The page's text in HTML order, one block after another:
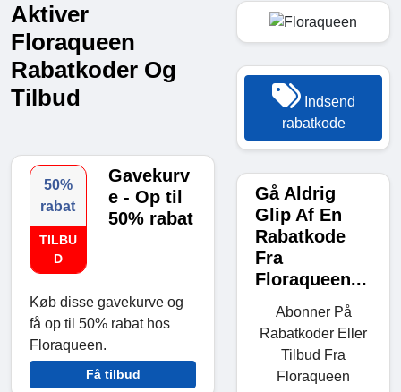
Aktiver
Floraqueen
Rabatkoder Og
Tilbud
50%
rabat
TILBU
D
Gavekurv
e - Op til
50% rabat
Køb disse gavekurve og
få op til 50% rabat hos
Floraqueen.
Få tilbud
Indsend
rabatkode
Gå Aldrig
Glip Af En
Rabatkode
Fra
Floraqueen...
Abonner På
Rabatkoder Eller
Tilbud Fra
Floraqueen